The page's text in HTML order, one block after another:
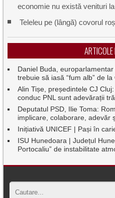
economie nu există venituri
Teleleu pe (lângă) covorul
ARTICOLE
Daniel Buda,
trebuie să iasă “fum alb” de
Alin Tișe, președintele CJ
conduc PNL sunt adevărații
Deputatul PSD, Ilie Toma:
implicare, colaborare, adevăr
Inițiativă UNICEF | Pași în
ISU Hunedoara | Județul
Portocaliu” de instabilitate